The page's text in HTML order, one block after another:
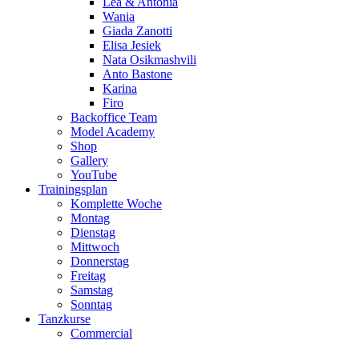
Wania
Giada Zanotti
Elisa Jesiek
Nata Osikmashvili
Anto Bastone
Karina
Firo
Backoffice Team
Model Academy
Shop
Gallery
YouTube
Trainingsplan
Komplette Woche
Montag
Dienstag
Mittwoch
Donnerstag
Freitag
Samstag
Sonntag
Tanzkurse
Commercial